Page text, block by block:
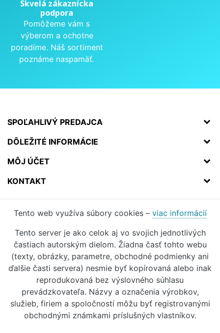
Skvelá zákaznícka
podpora
Pomôžeme vám s
výberom a ochotne
poradíme. Náš sortiment
poznáme naspamäť.
SPOĽAHLIVÝ PREDAJCA
DÔLEŽITÉ INFORMÁCIE
MÔJ ÚČET
KONTAKT
Tento web využíva súbory cookies – viac informácií
Tento server je ako celok aj vo svojich jednotlivých
častiach autorským dielom. Žiadna časť tohto webu
(texty, obrázky, parametre, obchodné podmienky ani
ďalšie časti servera) nesmie byť kopírovaná alebo inak
reprodukovaná bez výslovného súhlasu
prevádzkovateľa. Názvy a označenia výrobkov,
služieb, firiem a spoločností môžu byť registrovanými
obchodnými známkami príslušných vlastníkov.